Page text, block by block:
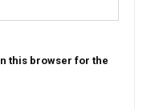
this browser for the